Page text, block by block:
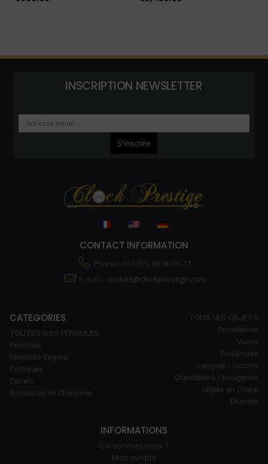
INSCRIPTION NEWSLETTER
CONTACT INFORMATION
Phone : +33 (0)6 86 90 03 27
E-mail : contact@clockprestige.com
CATEGORIES
TOUTES NOS PENDULES
Pendules
Pendules Empire
Portiques
Cartels
Garnitures de Cheminée
TOUS LES OBJETS
Porcelaines
Vases
Sculptures
Lampes / Lustres
Chandeliers / Bougeoirs
Objets en Cristal
Encriers
INFORMATIONS
Qui sommes-nous ?
Mon compte